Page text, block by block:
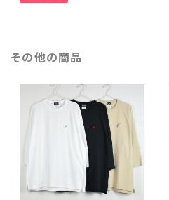
その他の商品